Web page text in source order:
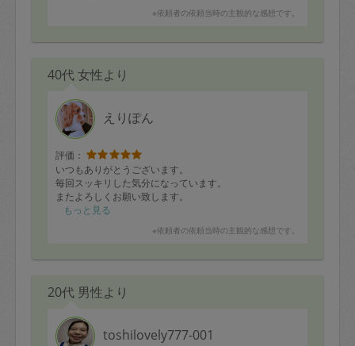
※依頼者の依頼当時の主観的な感想です。
40代 女性より
えりぽん
評価：
いつもありがとうございます。
毎回スッキリした気分になっています。
またよろしくお願い致します。
もっと見る
※依頼者の依頼当時の主観的な感想です。
20代 男性より
toshilovely777-001